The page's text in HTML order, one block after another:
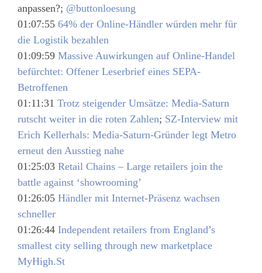
anpassen?; @buttonloesung
01:07:55 64% der Online-Händler würden mehr für
die Logistik bezahlen
01:09:59 Massive Auwirkungen auf Online-Handel
befürchtet: Offener Leserbrief eines SEPA-
Betroffenen
01:11:31 Trotz steigender Umsätze: Media-Saturn
rutscht weiter in die roten Zahlen; SZ-Interview mit
Erich Kellerhals: Media-Saturn-Gründer legt Metro
erneut den Ausstieg nahe
01:25:03 Retail Chains – Large retailers join the
battle against ‘showrooming’
01:26:05 Händler mit Internet-Präsenz wachsen
schneller
01:26:44 Independent retailers from England’s
smallest city selling through new marketplace
MyHigh.St